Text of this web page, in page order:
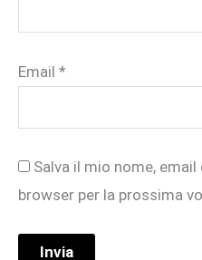
Email *
Salva il mio nome,
browser per la prossima